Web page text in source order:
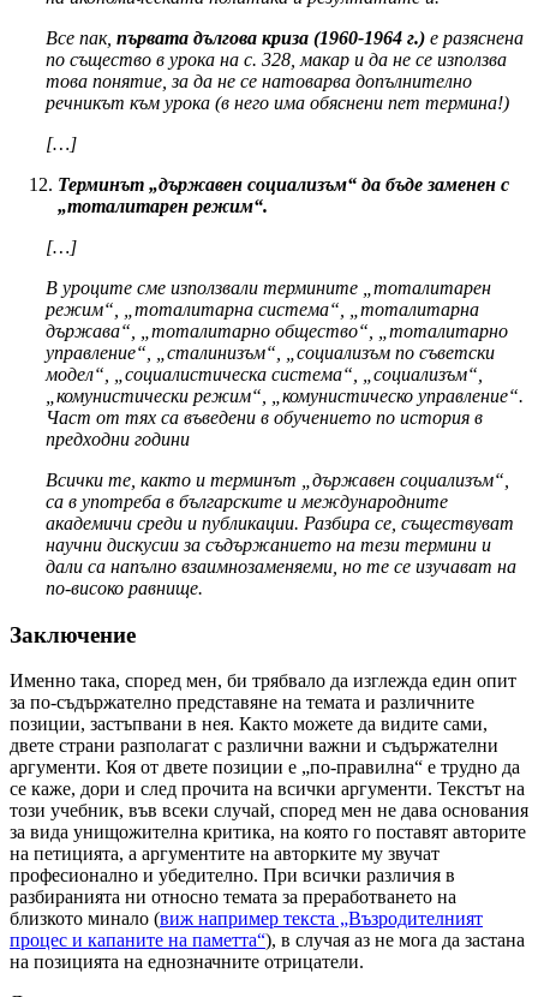
Все пак, първата дългова криза (1960-1964 г.) е разяснена
по същество в урока на с. 328, макар и да не се използва
това понятие, за да не се натоварва допълнително
речникът към урока (в него има обяснени пет термина!)
[…]
Терминът „държавен социализъм“ да бъде заменен с
„тоталитарен режим“.
[…]
В уроците сме използвали термините „тоталитарен
режим“, „тоталитарна система“, „тоталитарна
държава“, „тоталитарно общество“, „тоталитарно
управление“, „сталинизъм“, „социализъм по съветски
модел“, „социалистическа система“, „социализъм“,
„комунистически режим“, „комунистическо управление“.
Част от тях са въведени в обучението по история в
предходни години
Всички те, както и терминът „държавен социализъм“,
са в употреба в българските и международните
академичи среди и публикации. Разбира се, съществуват
научни дискусии за съдържанието на тези термини и
дали са напълно взаимнозаменяеми, но те се изучават на
по-високо равнище.
Заключение
Именно така, според мен, би трябвало да изглежда един опит
за по-съдържателно представяне на темата и различните
позиции, застъпвани в нея. Както можете да видите сами,
двете страни разполагат с различни важни и съдържателни
аргументи. Коя от двете позиции е „по-правилна“ е трудно да
се каже, дори и след прочита на всички аргументи. Текстът на
този учебник, във всеки случай, според мен не дава основания
за вида унищожителна критика, на която го поставят авторите
на петицията, а аргументите на авторките му звучат
професионално и убедително. При всички различия в
разбиранията ни относно темата за преработването на
близкото минало (виж например текста „Възродителният
процес и капаните на паметта“), в случая аз не мога да застана
на позицията на еднозначните отрицатели.